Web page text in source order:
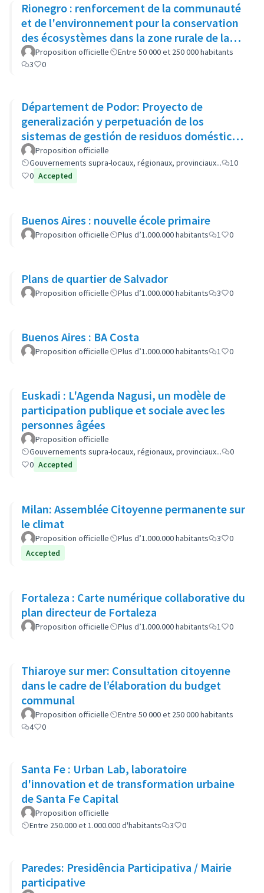
Rionegro : renforcement de la communauté
et de l'environnement pour la conservation
des écosystèmes dans la zone rurale de la
municipalité
Proposition officielle
Entre 50 000 et 250 000 habitants
3
0
Département de Podor: Proyecto de
generalización y perpetuación de los
sistemas de gestión de residuos domésticos
(GP-GOM).
Proposition officielle
Gouvernements supra-locaux, régionaux, provinciaux...
10
0 Accepted
Buenos Aires : nouvelle école primaire
Proposition officielle Plus d’1.000.000 habitants 1 0
Plans de quartier de Salvador
Proposition officielle Plus d’1.000.000 habitants 3 0
Buenos Aires : BA Costa
Proposition officielle Plus d’1.000.000 habitants 1 0
Euskadi : L'Agenda Nagusi, un modèle de
participation publique et sociale avec les
personnes âgées
Proposition officielle
Gouvernements supra-locaux, régionaux, provinciaux...
0
0 Accepted
Milan: Assemblée Citoyenne permanente sur
le climat
Proposition officielle Plus d’1.000.000 habitants 3
0
Accepted
Fortaleza : Carte numérique collaborative du
plan directeur de Fortaleza
Proposition officielle Plus d’1.000.000 habitants 1 0
Thiaroye sur mer: Consultation citoyenne
dans le cadre de l’élaboration du budget
communal
Proposition officielle
Entre 50 000 et 250 000 habitants
4
0
Santa Fe : Urban Lab, laboratoire
d'innovation et de transformation urbaine
de Santa Fe Capital
Proposition officielle
Entre 250.000 et 1.000.000 d'habitants
3 0
Paredes: Presidência Participativa / Mairie
participative